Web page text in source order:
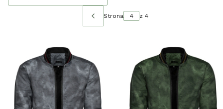
Poprzednie produkty
Strona z 4